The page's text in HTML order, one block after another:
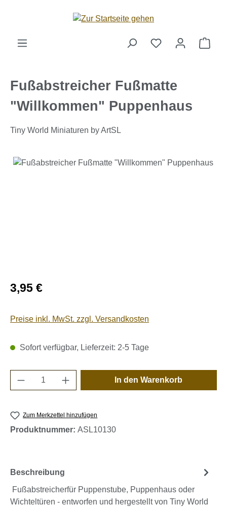
Zum Hauptinhalt springen
Fußabstreicher Fußmatte
"Willkommen" Puppenhaus
Tiny World Miniaturen by ArtSL
Bildergalerie überspringen
Regulärer Preis:
3,95 €
Preise inkl. MwSt. zzgl. Versandkosten
Sofort verfügbar, Lieferzeit: 2-5 Tage
Produkt Anzahl: Gib den gewünschten
In den Warenkorb
Zum Merkzettel hinzufügen
Produktnummer: ASL10130
Beschreibung
Fußabstreicherfür Puppenstube, Puppenhaus oder
Wichteltüren - entworfen und hergestellt von Tiny World